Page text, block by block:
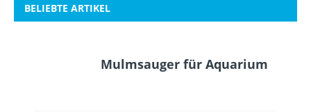
BELIEBTE ARTIKEL
Mulmsauger für Aquarium